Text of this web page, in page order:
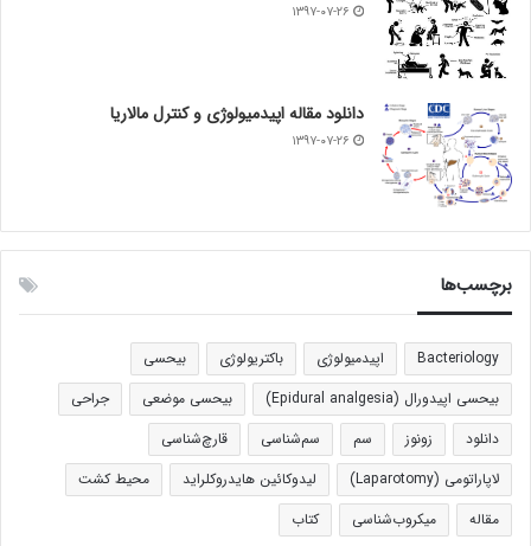
۱۳۹۷-۰۷-۲۶
دانلود مقاله اپیدمیولوژی و کنترل مالاریا
۱۳۹۷-۰۷-۲۶
برچسب‌ها
Bacteriology اپیدمیولوژی باکتریولوژی
بیحسی
بیحسی اپیدورال (Epidural analgesia)
بیحسی موضعی
جراحی
دانلود
زونوز سم سم‌شناسی
قارچ‌شناسی
لاپاراتومی (Laparotomy)
لیدوکائین هایدروکلراید
محیط کشت
مقاله
میکروب‌شناسی کتاب